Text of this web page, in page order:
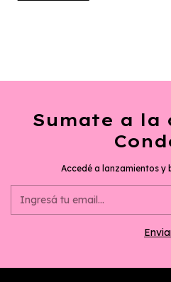
Sumate a la
Accedé a lanzamientos y